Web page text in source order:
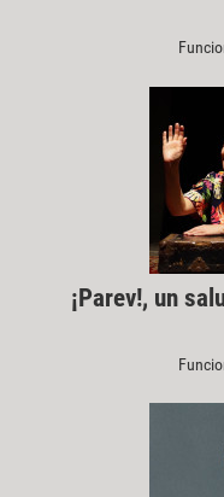
¡Parev!, un